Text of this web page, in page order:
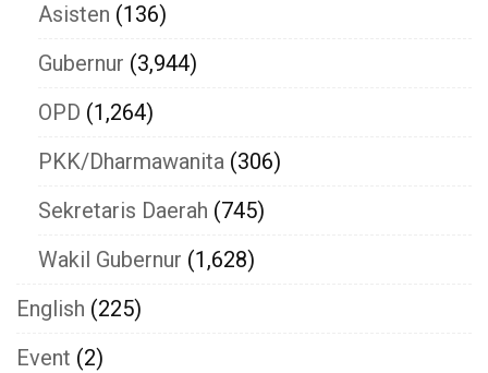
Asisten (136)
Gubernur (3,944)
OPD (1,264)
PKK/Dharmawanita (306)
Sekretaris Daerah (745)
Wakil Gubernur (1,628)
English (225)
Event (2)